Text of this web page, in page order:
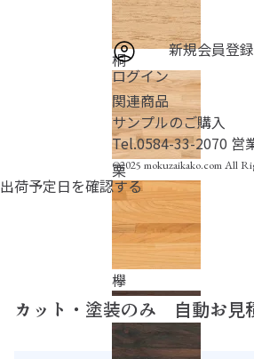
桐
栗
欅
ログイン
新規会員登録
関連商品
サンプルのご購入
Tel.0584-33-2070 営
©2025 mokuzaikako.com All
出荷予定日を確認する
カット・塗装のみ 自動お見